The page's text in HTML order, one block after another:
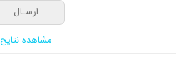
مشاهده نتایج